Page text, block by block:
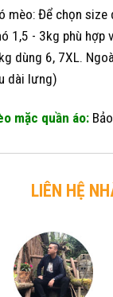
mèo: Để chọn
1,5 - 3kg phù
dùng 6, 7XL.
dài lưng)
mặc quần áo:
LIÊN HỆ